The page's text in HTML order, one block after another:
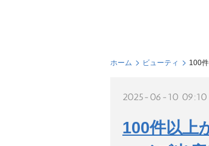
ホーム ビューティ 100
2025-06-10 09:10
100件以上